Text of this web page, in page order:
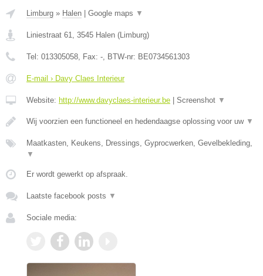
Limburg » Halen Google maps ▼
Liniestraat 61, 3545 Halen (Limburg)
Tel: 013305058, Fax: -, BTW-nr: BE0734561303
E-mail › Davy Claes Interieur
Website: http://www.davyclaes-interieur.be Screenshot ▼
Wij voorzien een functioneel en hedendaagse oplossing voor uw ▼
Maatkasten, Keukens, Dressings, Gyprocwerken, Gevelbekleding,
▼
Er wordt gewerkt op afspraak.
Laatste facebook posts ▼
Sociale media: